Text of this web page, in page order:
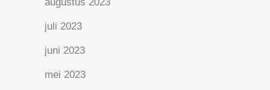
juli 2023
juni 2023
mei 2023